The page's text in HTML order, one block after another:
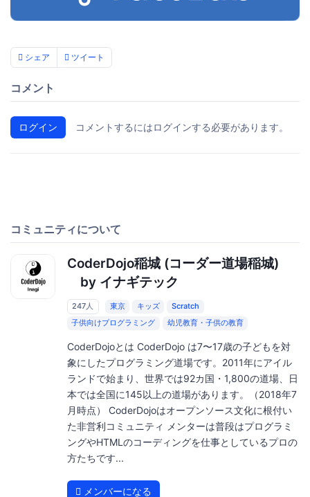
シェア ツイート
コメント
ログイン コメントするにはログインする必要があります。
コミュニティについて
CoderDojo稲城 (コーダー道場稲城)
by イナギテック
247人 東京 キッズ
Scratch
子供向けプログラミング
幼児教育・子供の教育
CoderDojoとは CoderDojo は7〜17歳の子どもを対
象にしたプログラミング道場です。2011年にアイル
ランドで始まり、世界では92カ国・1,800の道場、日
本では全国に145以上の道場があります。（2018年7
月時点） CoderDojoはオープンソース文化に根付い
た非営利コミュニティ メンターは普段はプログラミ
ングやHTMLのコーディングを仕事としているプロの
方たちです...
メンバーになる